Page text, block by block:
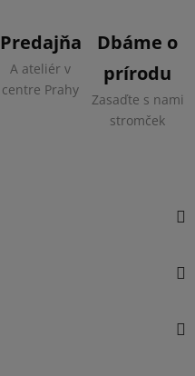
Predajňa
A ateliér v
centre Prahy
Dbáme o
prírodu
Zasaďte s nami
stromček